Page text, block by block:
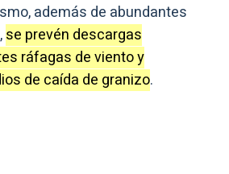
además de abundantes
se prevén descargas
ráfagas de viento y
de caída de granizo.